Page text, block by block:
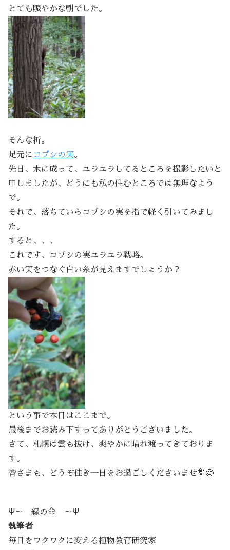
とても賑やかな朝でした。
そんな折。
足元に コブシの実。
先日、木に成って、ユラユラしてるところを撮影したいと
申しましたが、どうにも私の住むところでは無理なよう
で。
それで、落ちていらコブシの実を指で軽く引いてみまし
た。
すると、、、
これです、コブシの実ユラユラ戦略。
赤い実をつなぐ白い糸が見えますでしょうか？
という事で本日はここまで。
最後までお読み下すってありがとうございました。
さて、札幌は雲も抜け、爽やかに晴れ渡ってきておりま
す。
皆さまも、どうぞ佳き一日をお過ごしくださいませ💐😊
Ψ～ 緑の命 ～Ψ
執筆者
毎日をワクワクに変える植物教育研究家